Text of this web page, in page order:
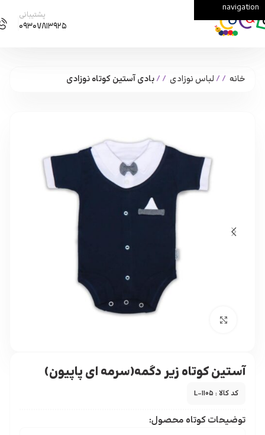
navigation
Skip to main content پشتیبانی
۰۹۳۰۷۸۱۳۹۲۵
خانه / لباس نوزادی / بادی آستین کوتاه نوزادی
برای بزرگنمایی کلیک کنید
آستین کوتاه زیر دگمه(سرمه ای پاپیون)
کد کالا : L-1105
توضیحات کوتاه محصول: